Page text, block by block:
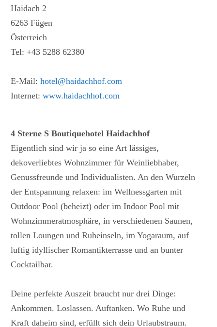
Haidach 2
6263 Fügen
Österreich
Tel: +43 5288 62380
E-Mail:hotel@haidachhof.com
Internet:www.haidachhof.com
4 Sterne S Boutiquehotel Haidachhof
Eigentlich sind wir ja so eine Art lässiges,
dekoverliebtes Wohnzimmer für Weinliebhaber,
Genussfreunde und Individualisten. An den Wurzeln
der Entspannung relaxen: im Wellnessgarten mit
Outdoor Pool (beheizt) oder im Indoor Pool mit
Wohnzimmeratmosphäre, in verschiedenen Saunen,
tollen Loungen und Ruheinseln, im Yogaraum, auf
luftig idyllischer Romantikterrasse und an bunter
Cocktailbar.
Deine perfekte Auszeit braucht nur drei Dinge:
Ankommen. Loslassen. Auftanken. Wo Ruhe und
Kraft daheim sind, erfüllt sich dein Urlaubstraum.